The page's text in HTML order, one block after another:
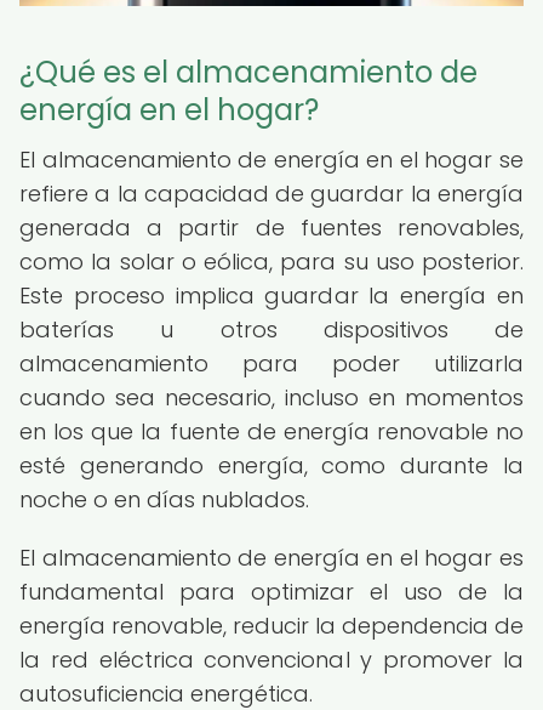
¿Qué es el almacenamiento de
energía en el hogar?
El almacenamiento de energía en el hogar se
refiere a la capacidad de guardar la energía
generada a partir de fuentes renovables,
como la solar o eólica, para su uso posterior.
Este proceso implica guardar la energía en
baterías u otros dispositivos de
almacenamiento para poder utilizarla
cuando sea necesario, incluso en momentos
en los que la fuente de energía renovable no
esté generando energía, como durante la
noche o en días nublados.
El almacenamiento de energía en el hogar es
fundamental para optimizar el uso de la
energía renovable, reducir la dependencia de
la red eléctrica convencional y promover la
autosuficiencia energética.